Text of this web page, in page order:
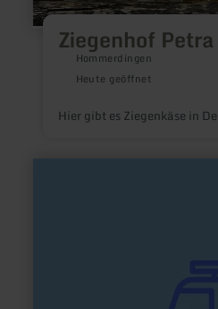
Ziegenhof
Hommerdingen
Heute geöffnet
Hier gibt es Ziegenkäse in